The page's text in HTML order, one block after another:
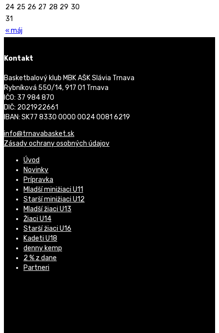
« máj
24 25 26 27 28 29 30
31
Kontakt
Basketbalový klub MBK AŠK Slávia Trnava
Rybníková 550/14, 917 01 Trnava
IČO: 37 984 870
DIČ: 2021922661
IBAN: SK77 8330 0000 0024 0081 6219
info@trnavabasket.sk
Zásady ochrany osobných údajov
Úvod
Novinky
Prípravka
Mladší minižiaci U11
Starší minižiaci U12
Mladší žiaci U13
Žiaci U14
Starší žiaci U16
Kadeti U18
denny kemp
2 % z dane
Partneri